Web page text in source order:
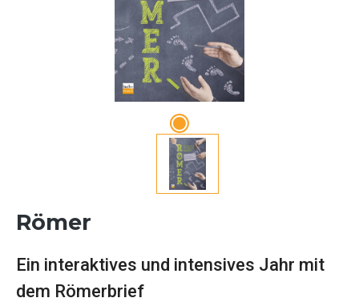
Römer
Ein interaktives und intensives Jahr mit
dem Römerbrief